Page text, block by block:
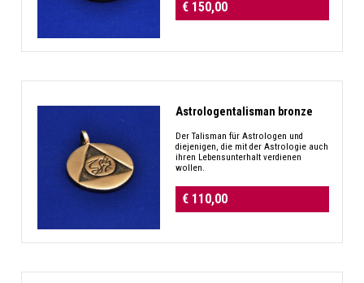
€ 150,00
Astrologentalisman bronze
Der Talisman für Astrologen und
diejenigen, die mit der Astrologie auch
ihren Lebensunterhalt verdienen
wollen.
€ 110,00